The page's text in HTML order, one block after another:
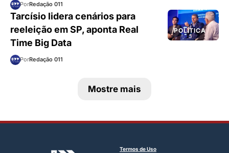
PorRedação 011
POLÍTICA
Tarcísio lidera cenários para
reeleição em SP, aponta Real
Time Big Data
PorRedação 011
Mostre mais
Termos de Uso